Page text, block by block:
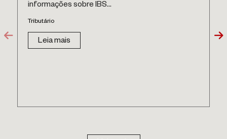
informações sobre IBS...
Tributário
Leia mais